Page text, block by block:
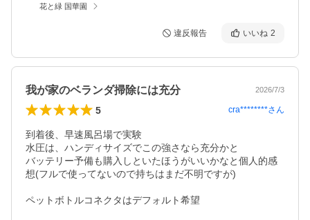
花と緑 国華園
違反報告 いいね 2
我が家のベランダ掃除には充分 2026/7/3
5 cra********さん
到着後、早速風呂場で実験
水圧は、ハンディサイズでこの強さなら充分かと
バッテリー予備も購入しといたほうがいいかなと個人的感
想(フルで使ってないので持ちはまだ不明ですが)
ペットボトルコネクタはデフォルト希望